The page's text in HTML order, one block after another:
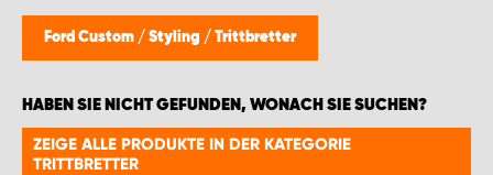
Ford Custom / Styling / Trittbretter
HABEN SIE NICHT GEFUNDEN, WONACH SIE SUCHEN?
ZEIGE ALLE PRODUKTE IN DER KATEGORIE
TRITTBRETTER